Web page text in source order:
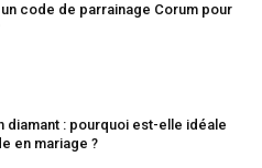
code de parrainage Corum pour
diamant : pourquoi est-elle idéale
en mariage ?